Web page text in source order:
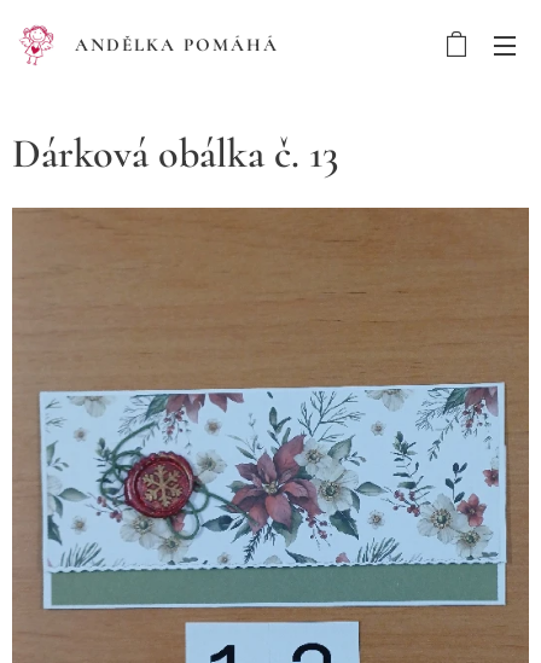
ANDĚLKA POMÁHÁ
Dárková obálka č. 13